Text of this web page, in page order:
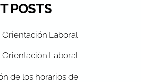
POSTS
Laboral
Orientación Laboral
de los horarios de